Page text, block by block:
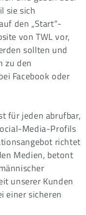
sie sich
den „Start“-
von TWL vor,
sollten und
zu den
Facebook oder
für jeden abrufbar,
Media-Profils
richtet
Medien, betont
unserer Kunden
einer sicheren